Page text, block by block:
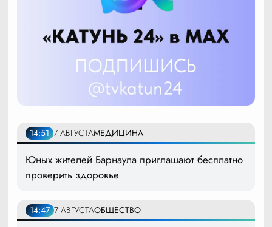
14:51 7 АВГУСТАМЕДИЦИНА
Юных жителей Барнаула приглашают бесплатно
проверить здоровье
14:47 7 АВГУСТАОБЩЕСТВО